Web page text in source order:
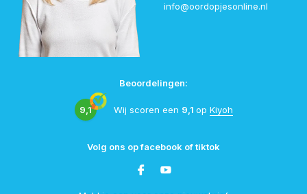
info@oordopjesonline.nl
Beoordelingen:
9,1 Wij scoren een 9,1 op Kiyoh
Volg ons op facebook of tiktok